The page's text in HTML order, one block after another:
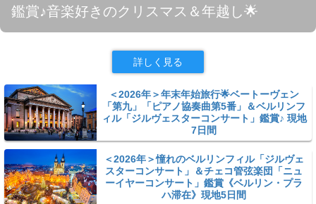
鑑賞♪音楽好きのクリスマス＆年越し🌟
詳しく見る
＜2026年＞年末年始旅行🌟ベートーヴェン
「第九」「ピアノ協奏曲第5番」＆ベルリンフ
ィル「ジルヴェスターコンサート」鑑賞♪ 現地
7日間
＜2026年＞憧れのベルリンフィル「ジルヴェ
スターコンサート」＆チェコ管弦楽団「ニュ
ーイヤーコンサート」鑑賞《ベルリン・プラ
ハ滞在》現地5日間